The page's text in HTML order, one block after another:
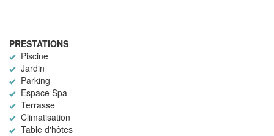
PRESTATIONS
Piscine
Jardin
Parking
Espace Spa
Terrasse
Climatisation
Table d'hôtes